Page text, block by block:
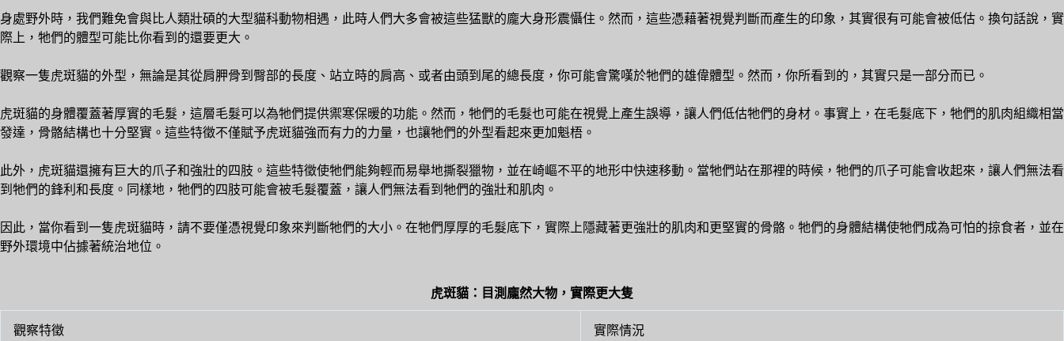
身處野外時，我們難免會與比人類壯碩的大型貓科動物相遇，此時人們大多會被這些猛獸的龐大身形震懾住。然而，這些憑藉著視覺判斷而產生的印象，其實很有可能會被低估。換句話說，實
際上，牠們的體型可能比你看到的還要更大。
觀察一隻虎斑貓的外型，無論是其從肩胛骨到臀部的長度、站立時的肩高、或者由頭到尾的總長度，你可能會驚嘆於牠們的雄偉體型。然而，你所看到的，其實只是一部分而已。
虎斑貓的身體覆蓋著厚實的毛髮，這層毛髮可以為牠們提供禦寒保暖的功能。然而，牠們的毛髮也可能在視覺上產生誤導，讓人們低估牠們的身材。事實上，在毛髮底下，牠們的肌肉組織相當
發達，骨骼結構也十分堅實。這些特徵不僅賦予虎斑貓強而有力的力量，也讓牠們的外型看起來更加魁梧。
此外，虎斑貓還擁有巨大的爪子和強壯的四肢。這些特徵使牠們能夠輕而易舉地撕裂獵物，並在崎嶇不平的地形中快速移動。當牠們站在那裡的時候，牠們的爪子可能會收起來，讓人們無法看
到牠們的鋒利和長度。同樣地，牠們的四肢可能會被毛髮覆蓋，讓人們無法看到牠們的強壯和肌肉。
因此，當你看到一隻虎斑貓時，請不要僅憑視覺印象來判斷牠們的大小。在牠們厚厚的毛髮底下，實際上隱藏著更強壯的肌肉和更堅實的骨骼。牠們的身體結構使牠們成為可怕的掠食者，並在
野外環境中佔據著統治地位。
虎斑貓：目測龐然大物，實際更大隻
觀察特徵 實際情況